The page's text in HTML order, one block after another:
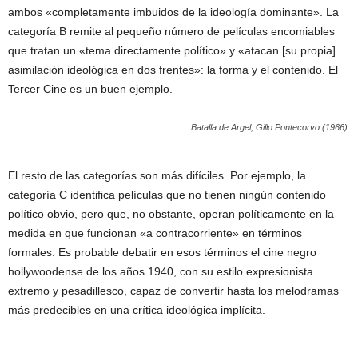
ambos «completamente imbuidos de la ideología dominante». La
categoría B remite al pequeño número de películas encomiables
que tratan un «tema directamente político» y «atacan [su propia]
asimilación ideológica en dos frentes»: la forma y el contenido. El
Tercer Cine es un buen ejemplo.
Batalla de Argel, Gillo Pontecorvo (1966).
El resto de las categorías son más difíciles. Por ejemplo, la
categoría C identifica películas que no tienen ningún contenido
político obvio, pero que, no obstante, operan políticamente en la
medida en que funcionan «a contracorriente» en términos
formales. Es probable debatir en esos términos el cine negro
hollywoodense de los años 1940, con su estilo expresionista
extremo y pesadillesco, capaz de convertir hasta los melodramas
más predecibles en una crítica ideológica implícita.